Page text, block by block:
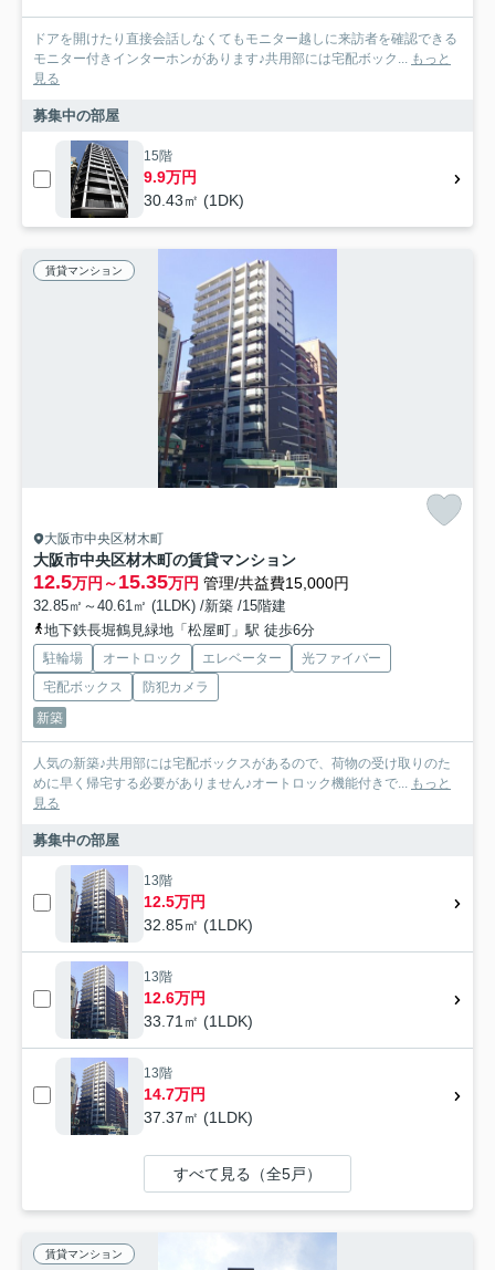
ドアを開けたり直接会話しなくてもモニター越しに来訪者を確認できる
モニター付きインターホンがあります♪共用部には宅配ボック... もっと
見る
募集中の部屋
15階
9.9万円
30.43㎡ (1DK)
賃貸マンション
大阪市中央区材木町
大阪市中央区材木町の賃貸マンション
12.5万円～15.35万円 管理/共益費15,000円
32.85㎡～40.61㎡ (1LDK) /新築 /15階建
地下鉄長堀鶴見緑地「松屋町」駅 徒歩6分
駐輪場 オートロック エレベーター
光ファイバー
宅配ボックス
防犯カメラ
新築
人気の新築♪共用部には宅配ボックスがあるので、荷物の受け取りのた
めに早く帰宅する必要がありません♪オートロック機能付きで...
もっと
見る
募集中の部屋
13階
12.5万円
32.85㎡ (1LDK)
13階
12.6万円
33.71㎡ (1LDK)
13階
14.7万円
37.37㎡ (1LDK)
すべて見る（全5戸）
賃貸マンション